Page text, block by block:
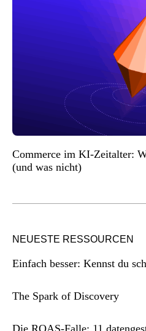
Commerce im KI-Zeitalter:
(und was nicht)
NEUESTE RESSOURCEN
Einfach besser: Kennst du
The Spark of Discovery
Die ROAS-Falle: 11